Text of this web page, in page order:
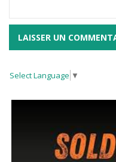
Select Language ▼